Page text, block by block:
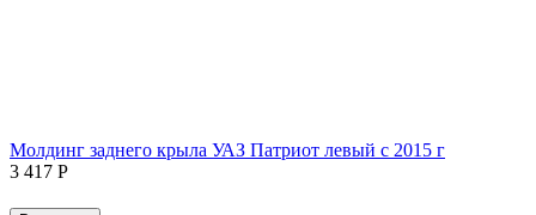
Молдинг заднего крыла УАЗ Патриот левый с 2015 г
3 417 Р